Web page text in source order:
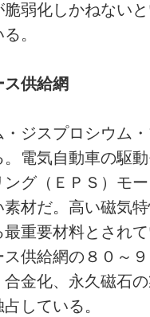
弱化しかねない
。
供給網
ジスプロシウム
電気自動車の駆
グ（ＥＰＳ）モ
材だ。高い磁気
重要材料とされ
供給網の８０～
金化、永久磁石
している。